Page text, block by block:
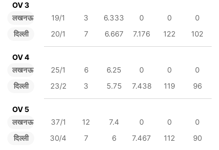
OV 3
लखनऊ
दिल्ली
19/1 3 6.333 0 0
0
20/1
7 6.667 7.176 122 102
OV 4
लखनऊ
दिल्ली
25/1 6 6.25 0 0
0
23/2
3 5.75 7.438 119 96
OV 5
लखनऊ
दिल्ली
37/1 12 7.4 0 0
0
30/4
7 6 7.467 112 90